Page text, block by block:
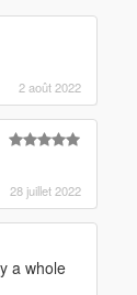
2 août 2022
28 juillet 2022
a whole